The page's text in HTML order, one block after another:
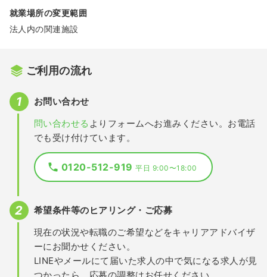
就業場所の変更範囲
法人内の関連施設
ご利用の流れ
お問い合わせ
問い合わせる よりフォームへお進みください。お電話
でも受け付けています。
0120-512-919平日 9:00〜18:00
希望条件等のヒアリング・ご応募
現在の状況や転職のご希望などをキャリアアドバイザ
ーにお聞かせください。
LINEやメールにて届いた求人の中で気になる求人が見